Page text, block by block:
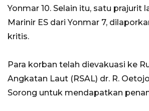
Yonmar 10. Selain itu, satu prajurit
Marinir ES dari Yonmar 7,
kritis.
Para korban telah dievakuasi ke
Angkatan Laut (RSAL) dr. R.
Sorong untuk mendapatkan